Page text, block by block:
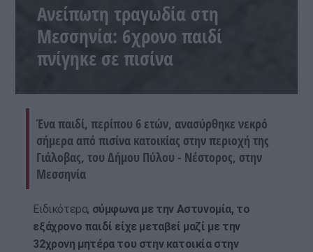
Ανείπωτη τραγωδία στη
Μεσσηνία: 6χρονο παιδί
πνίγηκε σε πισίνα
Ένα παιδί, περίπου 6 ετών, ανασύρθηκε νεκρό
σήμερα από πισίνα κατοικίας στην περιοχή της
Γιάλοβας, του Δήμου Πύλου - Νέστορος, στην
Μεσσηνία
Ειδικότερα, σύμφωνα με την Αστυνομία, το
εξάχρονο παιδί είχε μεταβεί μαζί με την
32χρονη μητέρα του στην κατοικία στην